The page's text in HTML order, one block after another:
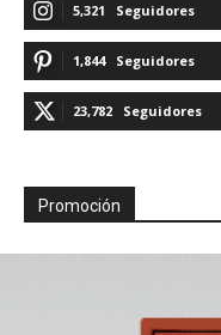
5,321 Seguidores
1,844 Seguidores
23,782 Seguidores
Promoción